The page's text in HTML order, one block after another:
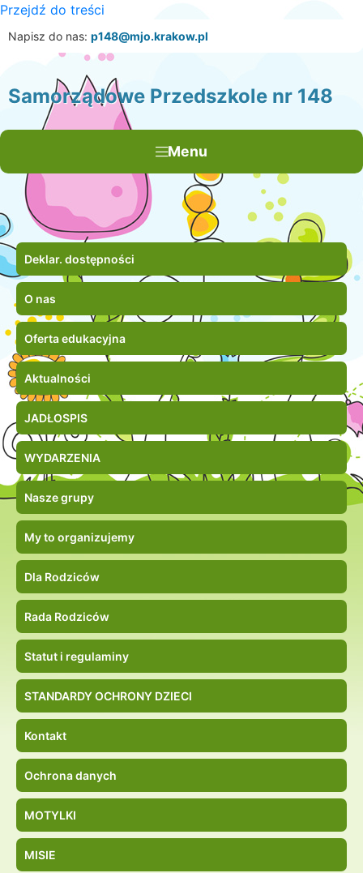
Przejdź do treści
Napisz do nas: p148@mjo.krakow.pl
Samorządowe Przedszkole nr 148
Menu
Deklar. dostępności
O nas
Oferta edukacyjna
Aktualności
JADŁOSPIS
WYDARZENIA
Nasze grupy
My to organizujemy
Dla Rodziców
Rada Rodziców
Statut i regulaminy
STANDARDY OCHRONY DZIECI
Kontakt
Ochrona danych
MOTYLKI
MISIE